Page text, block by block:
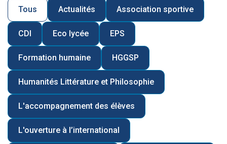
Tous Actualités Association sportive
CDI Eco lycée EPS
Formation humaine HGGSP
Humanités Littérature et Philosophie
L'accompagnement des élèves
L'ouverture à l’international